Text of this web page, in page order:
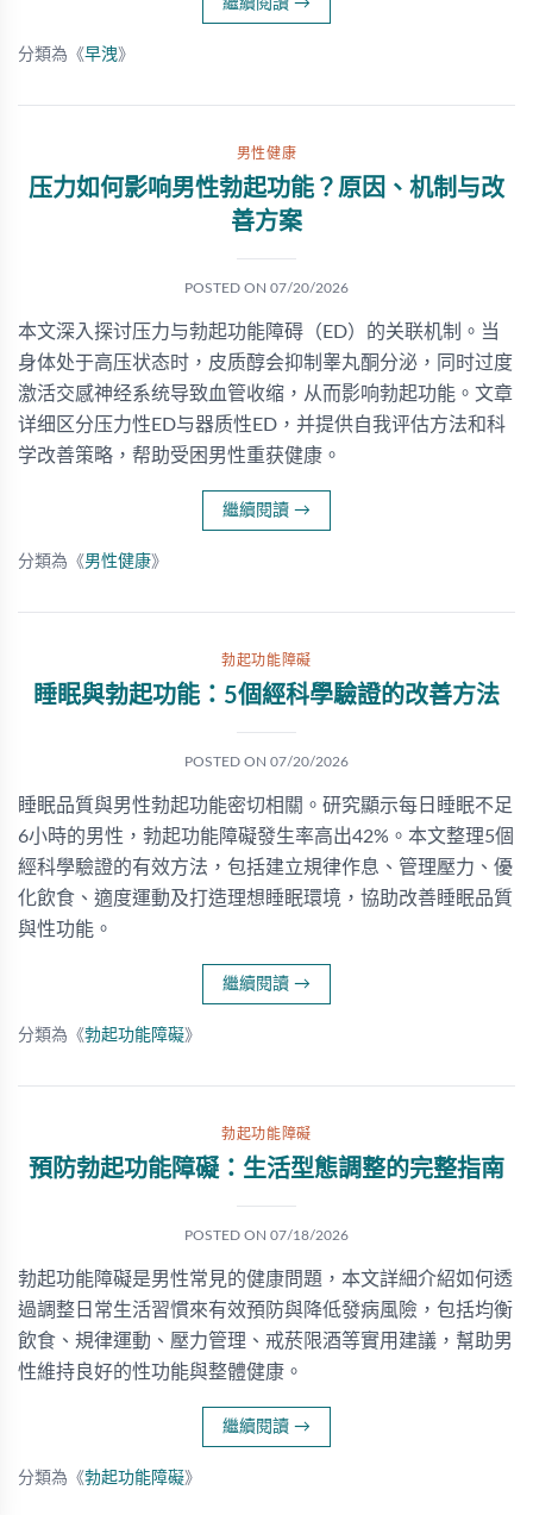
繼續閱讀 →
分類為《早洩》
男性健康
压力如何影响男性勃起功能？原因、机制与改
善方案
POSTED ON 07/20/2026
本文深入探讨压力与勃起功能障碍（ED）的关联机制。当
身体处于高压状态时，皮质醇会抑制睾丸酮分泌，同时过度
激活交感神经系统导致血管收缩，从而影响勃起功能。文章
详细区分压力性ED与器质性ED，并提供自我评估方法和科
学改善策略，帮助受困男性重获健康。
繼續閱讀 →
分類為《男性健康》
勃起功能障礙
睡眠與勃起功能：5個經科學驗證的改善方法
POSTED ON 07/20/2026
睡眠品質與男性勃起功能密切相關。研究顯示每日睡眠不足
6小時的男性，勃起功能障礙發生率高出42%。本文整理5個
經科學驗證的有效方法，包括建立規律作息、管理壓力、優
化飲食、適度運動及打造理想睡眠環境，協助改善睡眠品質
與性功能。
繼續閱讀 →
分類為《勃起功能障礙》
勃起功能障礙
預防勃起功能障礙：生活型態調整的完整指南
POSTED ON 07/18/2026
勃起功能障礙是男性常見的健康問題，本文詳細介紹如何透
過調整日常生活習慣來有效預防與降低發病風險，包括均衡
飲食、規律運動、壓力管理、戒菸限酒等實用建議，幫助男
性維持良好的性功能與整體健康。
繼續閱讀 →
分類為《勃起功能障礙》